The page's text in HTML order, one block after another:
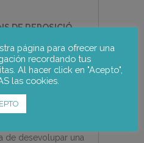
DE REPOSICIÓ
a la posada en
tècnics per ajudar
tinguin personal
de desevolupar una
página para ofrecer una
recordando tus
Al hacer click en "Acepto",
las cookies.